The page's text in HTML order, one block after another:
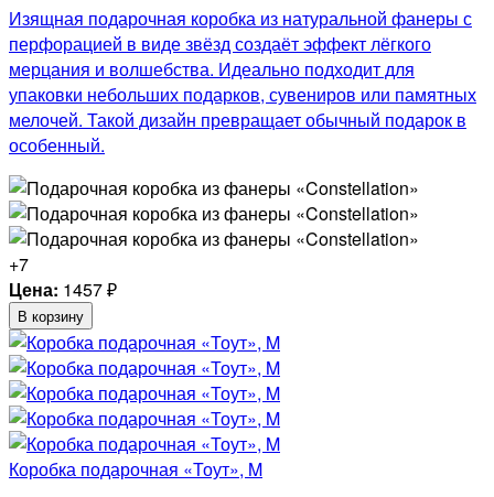
Изящная подарочная коробка из натуральной фанеры с
перфорацией в виде звёзд создаёт эффект лёгкого
мерцания и волшебства. Идеально подходит для
упаковки небольших подарков, сувениров или памятных
мелочей. Такой дизайн превращает обычный подарок в
особенный.
+7
Цена: 1457₽
В корзину
Коробка подарочная «Тоут», M